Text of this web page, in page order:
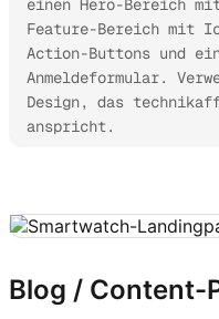
einen Hero-Bereich
Feature-Bereich mit
Action-Buttons und
Anmeldeformular.
Design, das
anspricht.
Blog / Content-